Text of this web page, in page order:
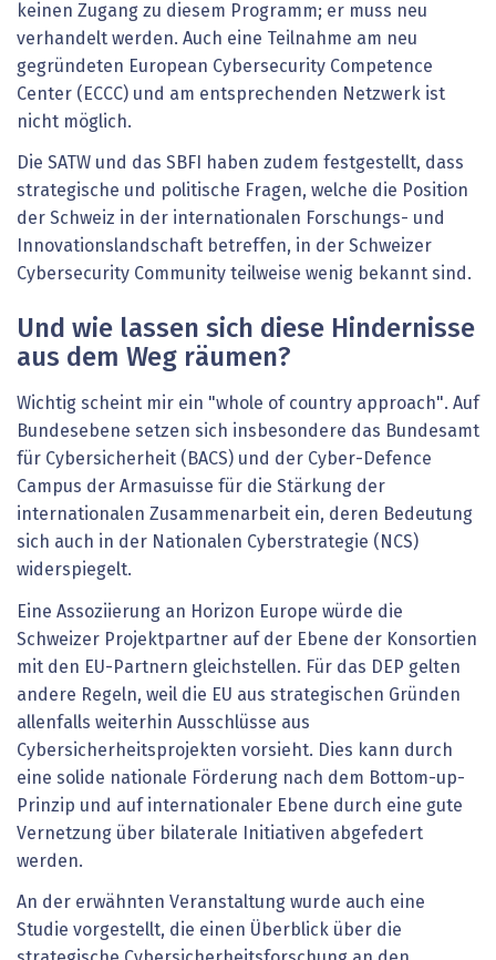
keinen Zugang zu diesem Programm; er muss neu
verhandelt werden. Auch eine Teilnahme am neu
gegründeten European Cybersecurity Competence
Center (ECCC) und am entsprechenden Netzwerk ist
nicht möglich.
Die SATW und das SBFI haben zudem festgestellt, dass
strategische und politische Fragen, welche die Position
der Schweiz in der internationalen Forschungs- und
Innovationslandschaft betreffen, in der Schweizer
Cybersecurity Community teilweise wenig bekannt sind.
Und wie lassen sich diese Hindernisse
aus dem Weg räumen?
Wichtig scheint mir ein "whole of country approach". Auf
Bundesebene setzen sich insbesondere das Bundesamt
für Cybersicherheit (BACS) und der Cyber-Defence
Campus der Armasuisse für die Stärkung der
internationalen Zusammenarbeit ein, deren Bedeutung
sich auch in der Nationalen Cyberstrategie (NCS)
widerspiegelt.
Eine Assoziierung an Horizon Europe würde die
Schweizer Projektpartner auf der Ebene der Konsortien
mit den EU-Partnern gleichstellen. Für das DEP gelten
andere Regeln, weil die EU aus strategischen Gründen
allenfalls weiterhin Ausschlüsse aus
Cybersicherheitsprojekten vorsieht. Dies kann durch
eine solide nationale Förderung nach dem Bottom-up-
Prinzip und auf internationaler Ebene durch eine gute
Vernetzung über bilaterale Initiativen abgefedert
werden.
An der erwähnten Veranstaltung wurde auch eine
Studie vorgestellt, die einen Überblick über die